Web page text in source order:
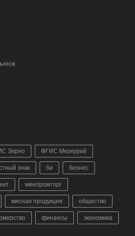
Зерно ФГИС Меркурий
знак би бизнес
минпромторг
мясная продукция общество
финансы экономика